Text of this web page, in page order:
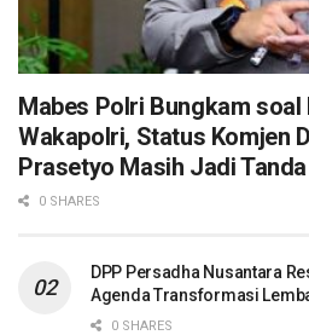
Mabes Polri Bungkam
Wakapolri, Status Komjen
Prasetyo Masih Jadi
0 SHARES
DPP Persadha Nusantara
Agenda Transformasi
0 SHARES